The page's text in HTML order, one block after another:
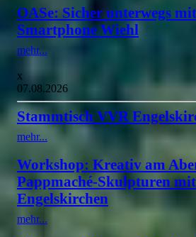
OASe: Sicher unterwegs
Smartphone Wiehl
mehr...
x
07.08.2026
Stammtisch VVR
mehr...
Workshop: Kreativ am
Pappmaché-Skulpturen
Engelskirchen
mehr...